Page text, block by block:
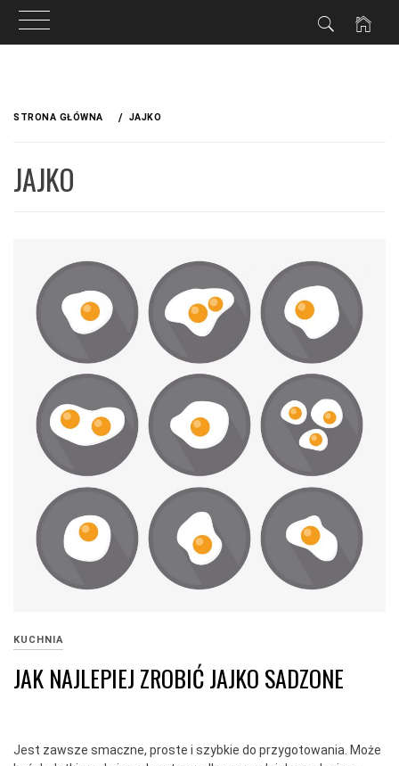
treściSTRONA GŁÓWNA JAJKO
JAJKO
KUCHNIA
JAK NAJLEPIEJ ZROBIĆ JAJKO SADZONE
Jest zawsze smaczne, proste i szybkie do przygotowania. Może